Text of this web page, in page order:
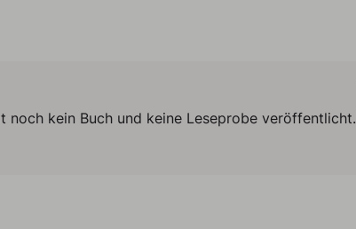
noch kein Buch und keine Leseprobe veröffentlicht.